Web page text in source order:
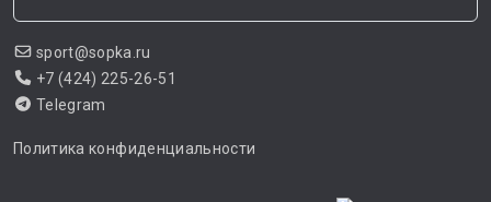
sport@sopka.ru
+7 (424) 225-26-51
Telegram
Политика конфиденциальности